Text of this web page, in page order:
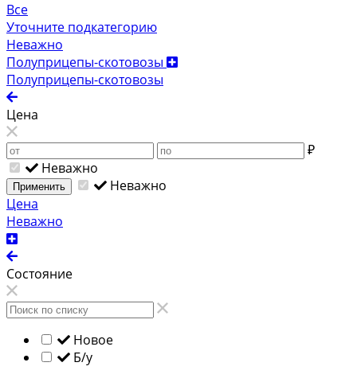
Все
Уточните подкатегорию
Неважно
Полуприцепы-скотовозы
Полуприцепы-скотовозы
Цена
₽
Неважно
Применить
Неважно
Цена
Неважно
Состояние
Новое
Б/у